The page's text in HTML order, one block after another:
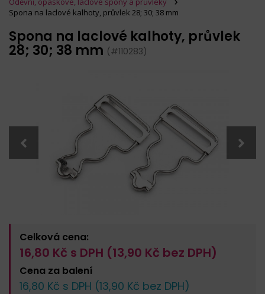
Spona na laclové kalhoty, průvlek 28; 30; 38 mm
Spona na laclové kalhoty, průvlek
28; 30; 38 mm (#110283)
Celková cena:
16,80 Kč s DPH (13,90 Kč bez DPH)
Cena za balení
16,80 Kč s DPH (13,90 Kč bez DPH)